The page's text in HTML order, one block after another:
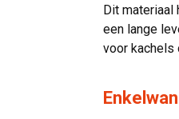
Dit
een lange
voor kachels